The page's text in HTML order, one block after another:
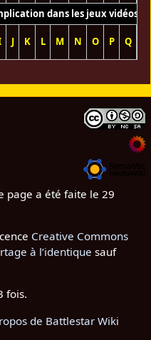
dans les jeux vidéos
J K L M N O P Q
page a été faite le 29
Creative Commons
à l’identique sauf
fois.
de Battlestar Wiki